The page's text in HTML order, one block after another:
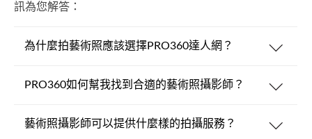
訊為您解答：
為什麼拍藝術照應該選擇PRO360達人網？
PRO360如何幫我找到合適的藝術照攝影師？
藝術照攝影師可以提供什麼樣的拍攝服務？